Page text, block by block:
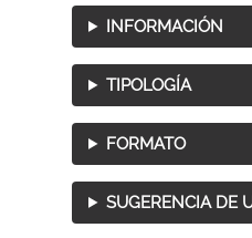
INFORMACIÓN
TIPOLOGÍA
FORMATO
SUGERENCIA DE